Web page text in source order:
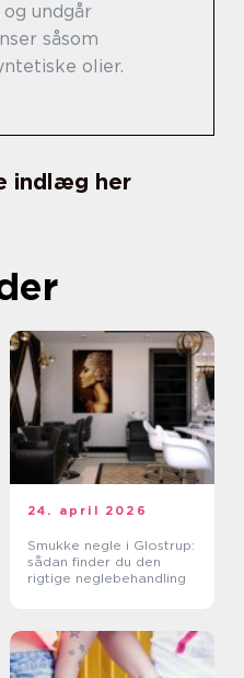
undgår
såsom
olier.
indlæg her
24. april 2026
Smukke negle i Glostrup:
sådan finder du den
rigtige neglebehandling